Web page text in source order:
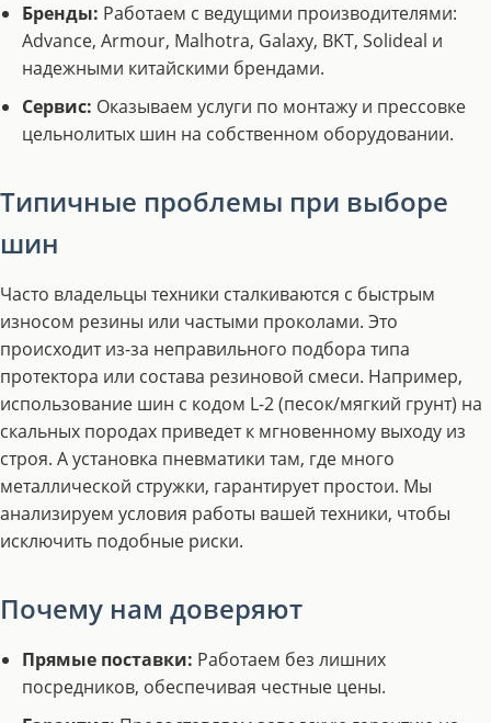
Бренды: Работаем с ведущими производителями:
Advance, Armour, Malhotra, Galaxy, BKT, Solideal и
надежными китайскими брендами.
Сервис: Оказываем услуги по монтажу и прессовке
цельнолитых шин на собственном оборудовании.
Типичные проблемы при выборе
шин
Часто владельцы техники сталкиваются с быстрым
износом резины или частыми проколами. Это
происходит из-за неправильного подбора типа
протектора или состава резиновой смеси. Например,
использование шин с кодом L-2 (песок/мягкий грунт) на
скальных породах приведет к мгновенному выходу из
строя. А установка пневматики там, где много
металлической стружки, гарантирует простои. Мы
анализируем условия работы вашей техники, чтобы
исключить подобные риски.
Почему нам доверяют
Прямые поставки: Работаем без лишних
посредников, обеспечивая честные цены.